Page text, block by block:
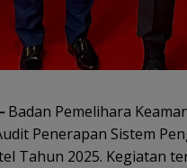
Badan Pemelihara
Penerapan Sistem
Tahun 2025. Kegiatan